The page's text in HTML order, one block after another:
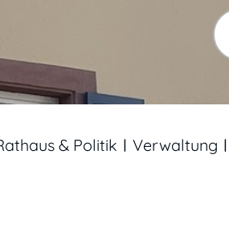
& Politik Verwaltung